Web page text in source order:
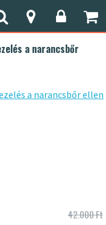
a narancsbőr
42.000 Ft